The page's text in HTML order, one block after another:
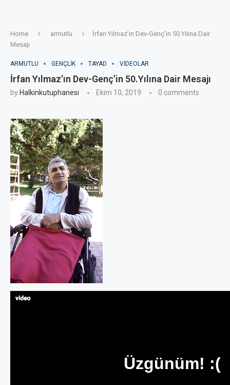
Home armutlu
İrfan Yılmaz’ın Dev-Genç’in 50.Yılına Dair
Mesajı
ARMUTLU GENÇLIK TAYAD VIDEOLAR
İrfan Yılmaz’ın Dev-Genç’in 50.Yılına Dair Mesajı
by Halkinkutuphanesi Ekim 10, 2019 0 comments